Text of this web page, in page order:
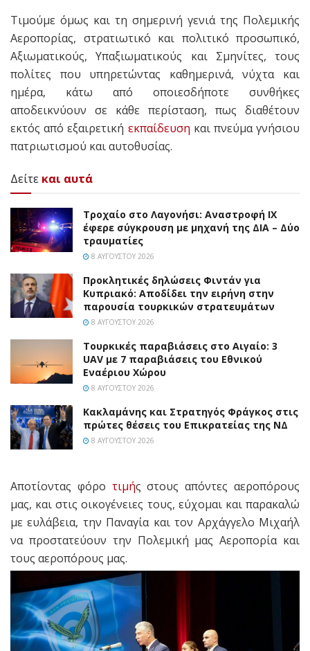
Τιμούμε όμως και τη σημερινή γενιά της Πολεμικής
Αεροπορίας, στρατιωτικό και πολιτικό προσωπικό,
Αξιωματικούς, Υπαξιωματικούς και Σμηνίτες, τους
πολίτες που υπηρετώντας καθημερινά, νύχτα και
ημέρα, κάτω από οποιεσδήποτε συνθήκες
αποδεικνύουν σε κάθε περίσταση, πως διαθέτουν
εκτός από εξαιρετική εκπαίδευση και πνεύμα γνήσιου
πατριωτισμού και αυτοθυσίας.
Δείτε και αυτά
Τροχαίο στο Λαγονήσι: Αναστροφή ΙΧ
έφερε σύγκρουση με μηχανή της ΔΙΑ – Δύο
τραυματίες
8 ΑΥΓΟΎΣΤΟΥ 2026
Προκλητικές δηλώσεις Φιντάν για
Κυπριακό: Αποδίδει την ειρήνη στην
παρουσία τουρκικών στρατευμάτων
8 ΑΥΓΟΎΣΤΟΥ 2026
Τουρκικές παραβιάσεις στο Αιγαίο: 3
UAV με 7 παραβιάσεις του Εθνικού
Εναέριου Χώρου
8 ΑΥΓΟΎΣΤΟΥ 2026
Κακλαμάνης και Στρατηγός Φράγκος στις
πρώτες θέσεις του Επικρατείας της ΝΔ
8 ΑΥΓΟΎΣΤΟΥ 2026
Αποτίοντας φόρο τιμής στους απόντες αεροπόρους
μας, και στις οικογένειες τους, εύχομαι και παρακαλώ
με ευλάβεια, την Παναγία και τον Αρχάγγελο Μιχαήλ
να προστατεύουν την Πολεμική μας Αεροπορία και
τους αεροπόρους μας.